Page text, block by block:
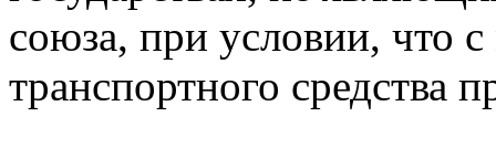
союза, при условии, что
транспортного средства